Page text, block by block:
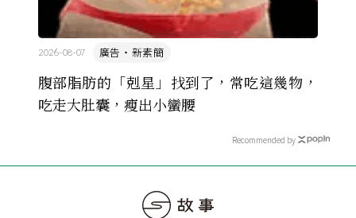
腹部脂肪的「剋星」找到了，常吃這幾物，
吃走大肚囊，瘦出小蠻腰
廣告・新素簡
2026-08-07
Recommended by